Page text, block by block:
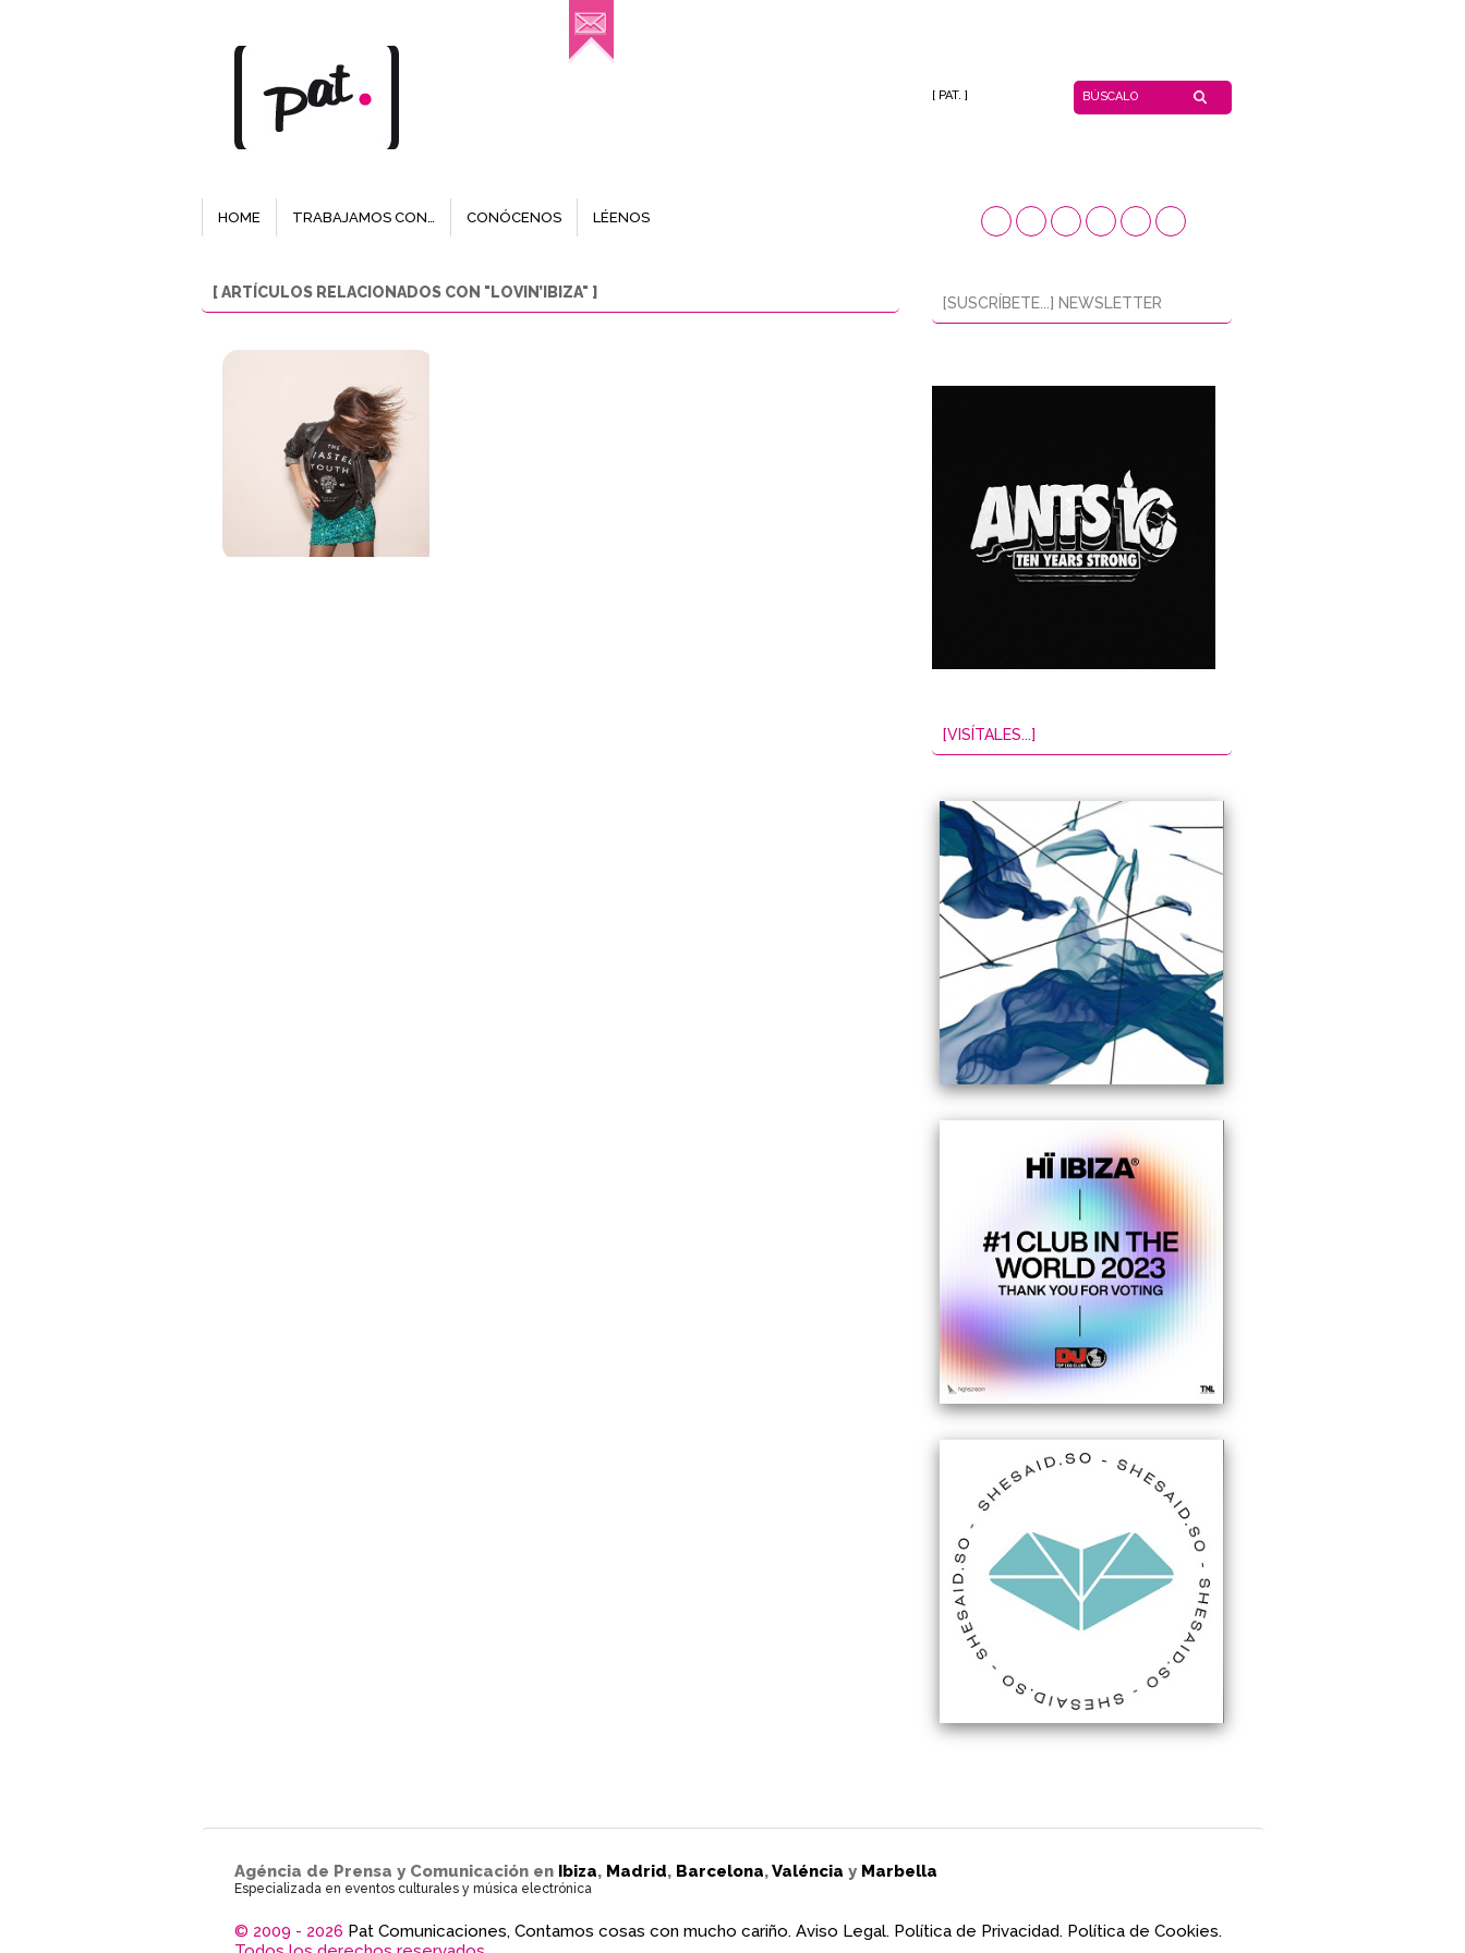
[ PAT. ]
HOME TRABAJAMOS CON… CONÓCENOS LÉENOS
[ ARTÍCULOS RELACIONADOS CON "LOVIN’IBIZA" ]
[SUSCRÍBETE...] NEWSLETTER
[VISÍTALES...]
Agéncia de Prensa y Comunicación en Ibiza, Madrid, Barcelona,Valéncia y Marbella
Especializada en eventos culturales y música electrónica
© 2009 - 2026 Pat Comunicaciones, Contamos cosas con mucho cariño. Aviso Legal. Política de Privacidad. Política de Cookies.